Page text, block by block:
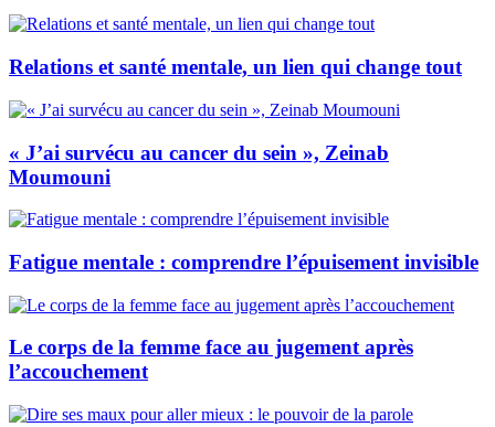
Relations et santé mentale, un lien qui change tout
« J’ai survécu au cancer du sein », Zeinab
Moumouni
Fatigue mentale : comprendre l’épuisement invisible
Le corps de la femme face au jugement après
l’accouchement